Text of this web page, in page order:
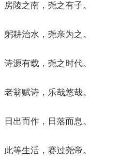
房陵之南，尧之有子。
躬耕治水，尧亲为之。
诗源有载，尧之时代。
老翁赋诗，乐哉悠哉。
日出而作，日落而息。
此等生活，赛过尧帝。